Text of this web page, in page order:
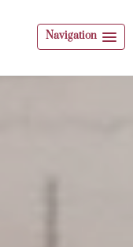
Navigation